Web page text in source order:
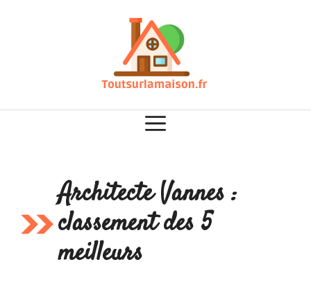
Architecte Vannes :
classement des 5
meilleurs